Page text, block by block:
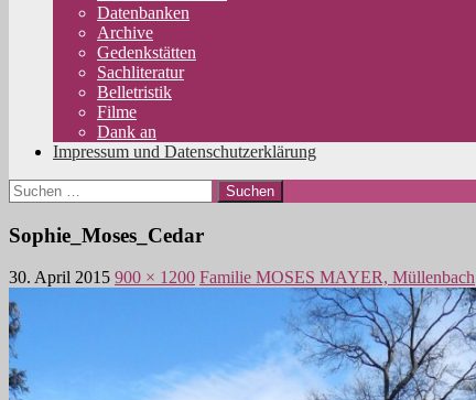
Datenbanken
Archive
Gedenkstätten
Sachliteratur
Belletristik
Filme
Dank an
Impressum und Datenschutzerklärung
Suchen
nach:
Sophie_Moses_Cedar
30. April 2015 900 × 1200 Familie MOSES MAYER, Müllenbach